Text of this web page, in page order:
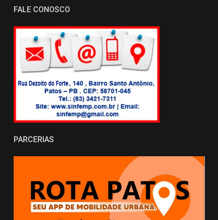
FALE CONOSCO
PARCERIAS